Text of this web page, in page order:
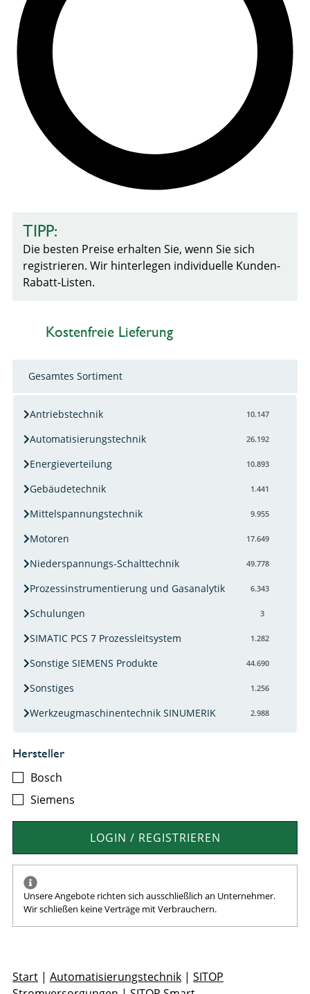
TIPP:
Die besten Preise erhalten Sie, wenn Sie sich
registrieren. Wir hinterlegen individuelle Kunden-
Rabatt-Listen.
Kostenfreie Lieferung
Gesamtes Sortiment
Antriebstechnik 10.147
Automatisierungstechnik 26.192
Energieverteilung 10.893
Gebäudetechnik 1.441
Mittelspannungstechnik 9.955
Motoren 17.649
Niederspannungs-Schalttechnik 49.778
Prozessinstrumentierung und Gasanalytik 6.343
Schulungen 3
SIMATIC PCS 7 Prozessleitsystem 1.282
Sonstige SIEMENS Produkte 44.690
Sonstiges 1.256
Werkzeugmaschinentechnik SINUMERIK 2.988
Hersteller
Bosch
Siemens
LOGIN / REGISTRIEREN
Unsere Angebote richten sich ausschließlich an Unternehmer.
Wir schließen keine Verträge mit Verbrauchern.
Start | Automatisierungstechnik | SITOP